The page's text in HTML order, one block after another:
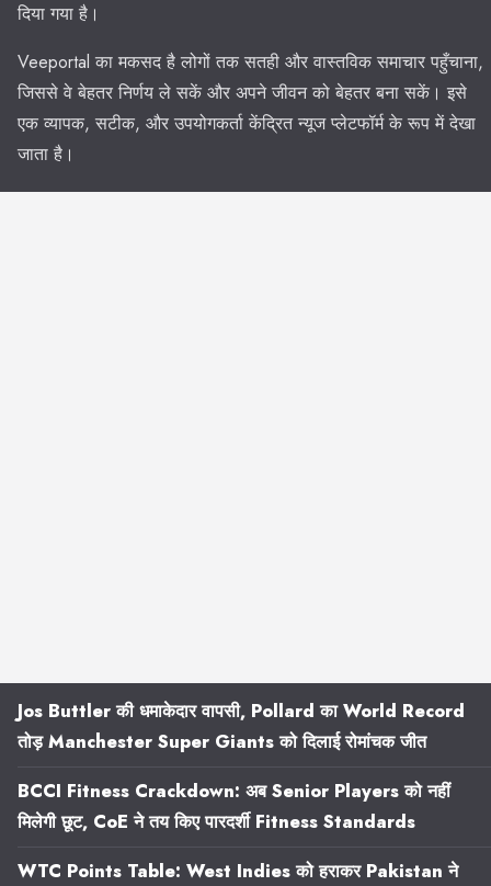
दिया गया है।
Veeportal का मकसद है लोगों तक सतही और वास्तविक समाचार पहुँचाना,
जिससे वे बेहतर निर्णय ले सकें और अपने जीवन को बेहतर बना सकें। इसे
एक व्यापक, सटीक, और उपयोगकर्ता केंद्रित न्यूज प्लेटफॉर्म के रूप में देखा
जाता है।
Jos Buttler की धमाकेदार वापसी, Pollard का World Record
तोड़ Manchester Super Giants को दिलाई रोमांचक जीत
BCCI Fitness Crackdown: अब Senior Players को नहीं
मिलेगी छूट, CoE ने तय किए पारदर्शी Fitness Standards
WTC Points Table: West Indies को हराकर Pakistan ने